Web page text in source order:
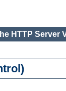
HTTP Server